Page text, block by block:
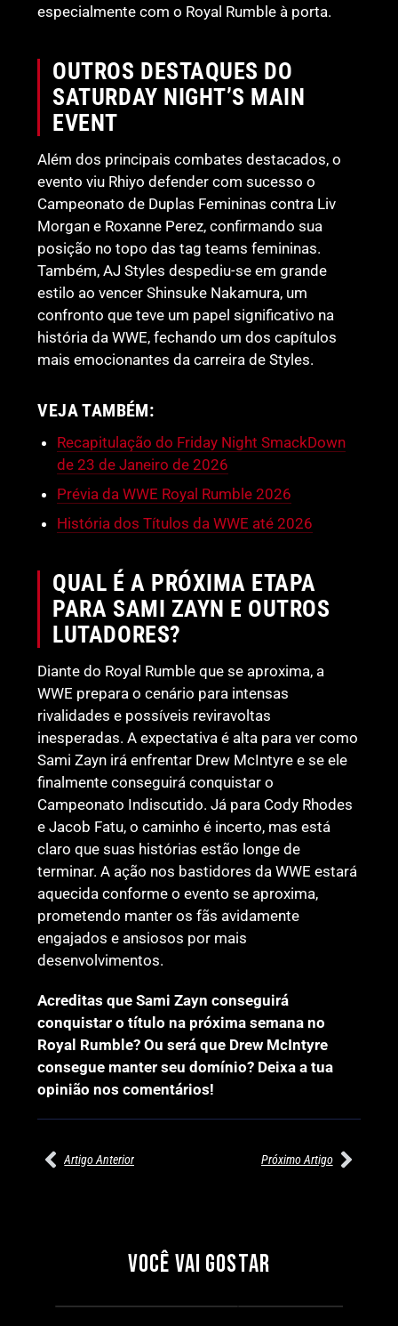
especialmente com o Royal Rumble à porta.
OUTROS DESTAQUES DO
SATURDAY NIGHT’S MAIN
EVENT
Além dos principais combates destacados, o
evento viu Rhiyo defender com sucesso o
Campeonato de Duplas Femininas contra Liv
Morgan e Roxanne Perez, confirmando sua
posição no topo das tag teams femininas.
Também, AJ Styles despediu-se em grande
estilo ao vencer Shinsuke Nakamura, um
confronto que teve um papel significativo na
história da WWE, fechando um dos capítulos
mais emocionantes da carreira de Styles.
VEJA TAMBÉM:
Recapitulação do Friday Night SmackDown
de 23 de Janeiro de 2026
Prévia da WWE Royal Rumble 2026
História dos Títulos da WWE até 2026
QUAL É A PRÓXIMA ETAPA
PARA SAMI ZAYN E OUTROS
LUTADORES?
Diante do Royal Rumble que se aproxima, a
WWE prepara o cenário para intensas
rivalidades e possíveis reviravoltas
inesperadas. A expectativa é alta para ver como
Sami Zayn irá enfrentar Drew McIntyre e se ele
finalmente conseguirá conquistar o
Campeonato Indiscutido. Já para Cody Rhodes
e Jacob Fatu, o caminho é incerto, mas está
claro que suas histórias estão longe de
terminar. A ação nos bastidores da WWE estará
aquecida conforme o evento se aproxima,
prometendo manter os fãs avidamente
engajados e ansiosos por mais
desenvolvimentos.
Acreditas que Sami Zayn conseguirá
conquistar o título na próxima semana no
Royal Rumble? Ou será que Drew McIntyre
consegue manter seu domínio? Deixa a tua
opinião nos comentários!
Artigo Anterior Próximo Artigo
VOCÊ VAI GOSTAR
SEGMENTOS A NÃO PERDER
Por exclusivewrestling
MUNDIAL FEMININO NA AEW
REDEMPTION
Por exclusivewrestling